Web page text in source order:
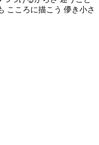
こころに描こう 儚き小さ